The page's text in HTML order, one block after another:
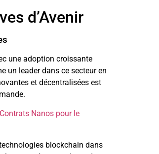
d’Avenir
une adoption croissante
un leader dans ce secteur en
et décentralisées est
Nanos pour le
blockchain dans